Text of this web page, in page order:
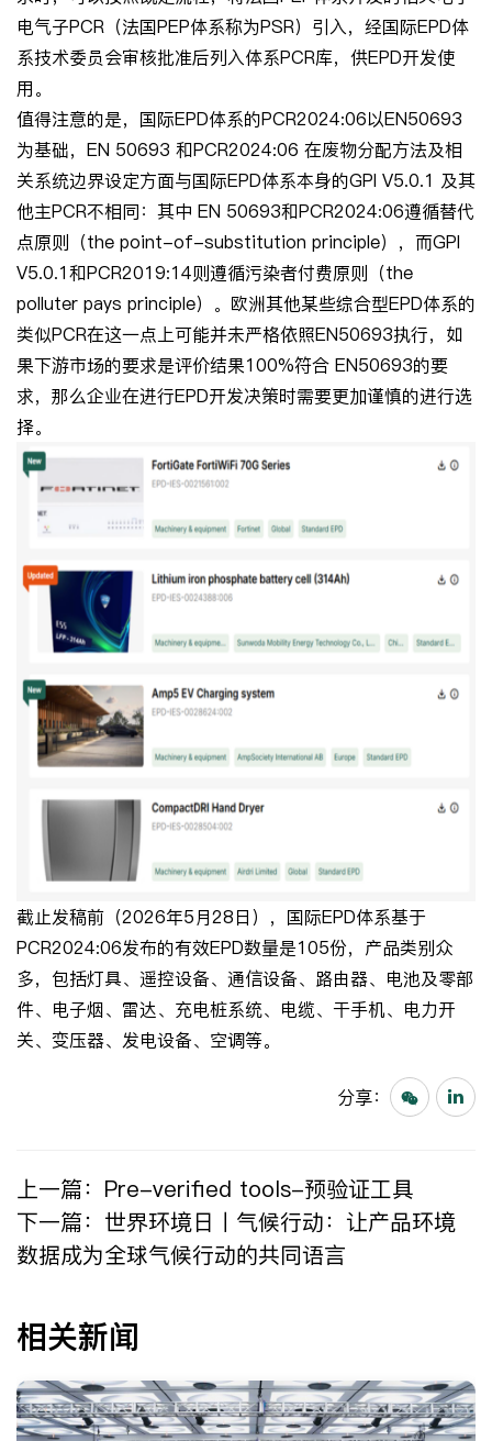
电气子PCR（法国PEP体系称为PSR）引入，经国际EPD体
系技术委员会审核批准后列入体系PCR库，供EPD开发使
用。
值得注意的是，国际EPD体系的PCR2024:06以EN50693
为基础，EN 50693 和PCR2024:06 在废物分配方法及相
关系统边界设定方面与国际EPD体系本身的GPI V5.0.1 及其
他主PCR不相同：其中 EN 50693和PCR2024:06遵循替代
点原则（the point-of-substitution principle），而GPI
V5.0.1和PCR2019:14则遵循污染者付费原则（the
polluter pays principle）。欧洲其他某些综合型EPD体系的
类似PCR在这一点上可能并未严格依照EN50693执行，如
果下游市场的要求是评价结果100%符合 EN50693的要
求，那么企业在进行EPD开发决策时需要更加谨慎的进行选
择。
截止发稿前（2026年5月28日），国际EPD体系基于
PCR2024:06发布的有效EPD数量是105份，产品类别众
多，包括灯具、遥控设备、通信设备、路由器、电池及零部
件、电子烟、雷达、充电桩系统、电缆、干手机、电力开
关、变压器、发电设备、空调等。
分享：
上一篇： Pre-verified tools-预验证工具
下一篇： 世界环境日丨气候行动：让产品环境
数据成为全球气候行动的共同语言
相关新闻